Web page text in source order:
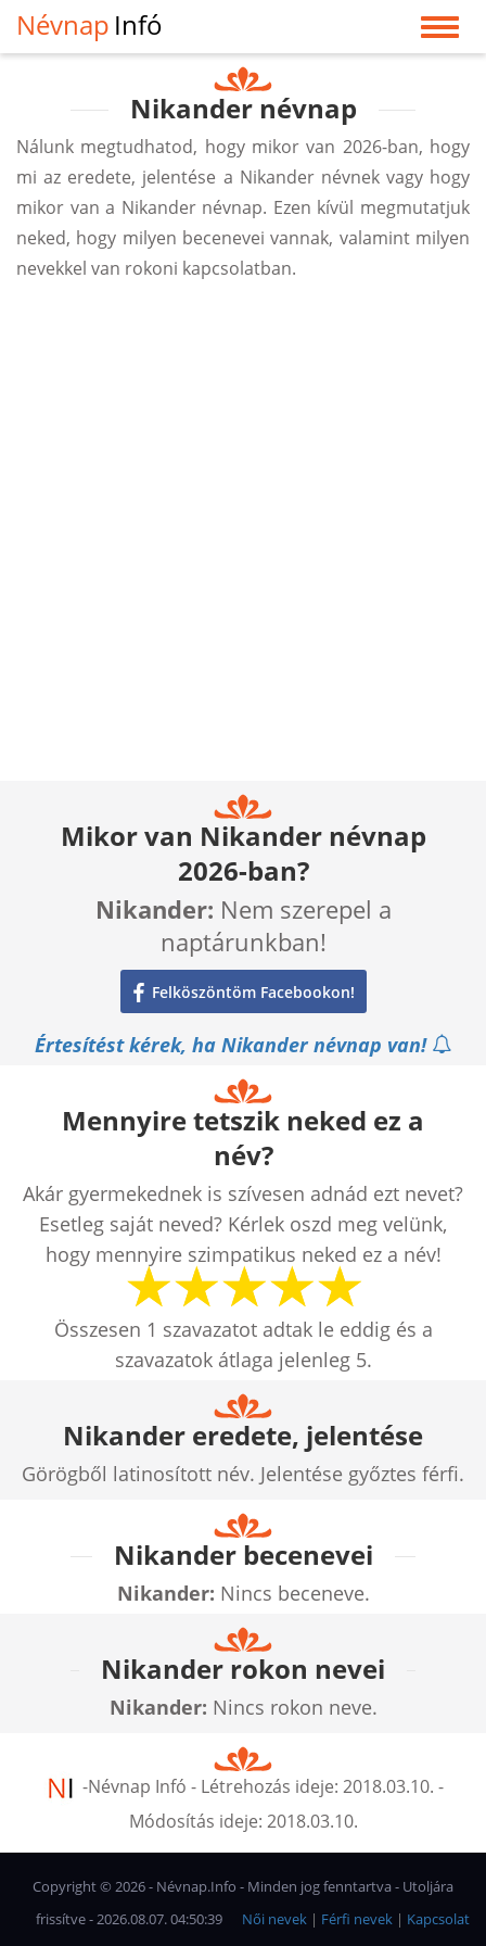
Névnap Infó
Nikander névnap
Nálunk megtudhatod, hogy mikor van 2026-ban, hogy
mi az eredete, jelentése a Nikander névnek vagy hogy
mikor van a Nikander névnap. Ezen kívül megmutatjuk
neked, hogy milyen becenevei vannak, valamint milyen
nevekkel van rokoni kapcsolatban.
Mikor van Nikander névnap
2026-ban?
Nikander: Nem szerepel a
naptárunkban!
Felköszöntöm Facebookon!
Értesítést kérek, ha Nikander névnap van!
Mennyire tetszik neked ez a
név?
Akár gyermekednek is szívesen adnád ezt nevet?
Esetleg saját neved? Kérlek oszd meg velünk,
hogy mennyire szimpatikus neked ez a név!
Összesen 1 szavazatot adtak le eddig és a
szavazatok átlaga jelenleg 5.
Nikander eredete, jelentése
Görögből latinosított név. Jelentése győztes férfi.
Nikander becenevei
Nikander: Nincs beceneve.
Nikander rokon nevei
Nikander: Nincs rokon neve.
-Névnap Infó - Létrehozás ideje: 2018.03.10. -
Módosítás ideje: 2018.03.10.
Copyright © 2026- Névnap.Info - Minden jog fenntartva - Utoljára
frissítve - 2026.08.07. 04:50:39
Kapcsolat
|
Férfi nevek
|
Női nevek